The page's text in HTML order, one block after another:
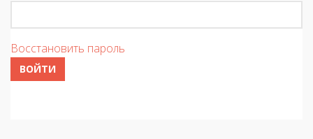
Восстановить пароль
ВОЙТИ